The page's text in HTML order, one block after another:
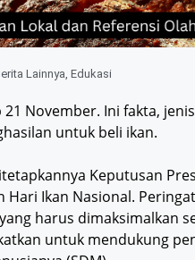
Lainnya, Edukasi
November. Ini fakta,
untuk beli ikan.
Keputusan
Ikan Nasional.
harus dimaksimalkan
untuk mendukung